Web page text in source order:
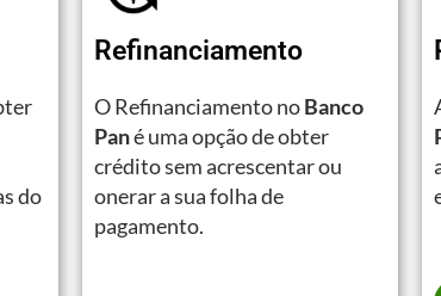
do
Refinanciamento
O Refinanciamento noBanco
Pané uma opção de obter
crédito sem acrescentar ou
onerar a sua folha de
pagamento.